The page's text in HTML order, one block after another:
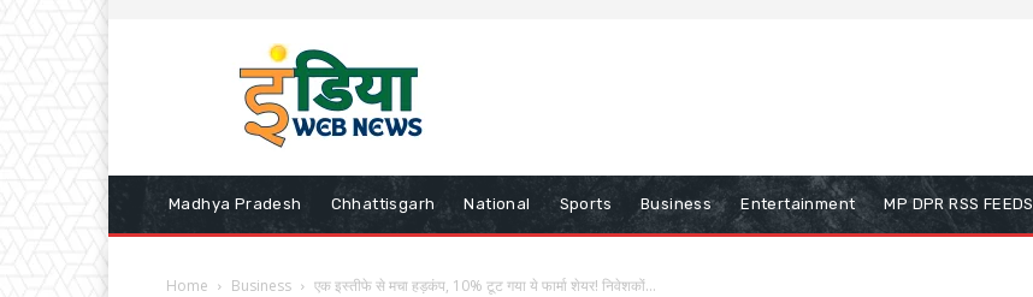
Madhya Pradesh Chhattisgarh National Sports Business Entertainment MP DPR RSS FEEDS
Home Business एक इस्तीफे से मचा हड़कंप, 10% टूट गया ये फार्मा शेयर! निवेशकों...